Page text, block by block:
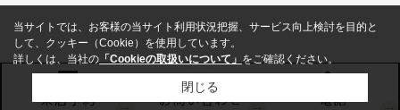
当サイトでは、お客様の当サイト利用状況把握、サービス向上検討を目的と
して、クッキー（Cookie）を使用しています。
詳しくは、当社の 「Cookieの取扱いについて」 をご確認ください。
閉じる